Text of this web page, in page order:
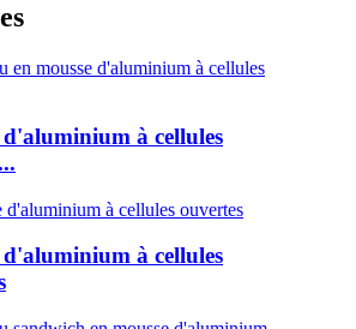
d'aluminium à cellules
d'aluminium à cellules